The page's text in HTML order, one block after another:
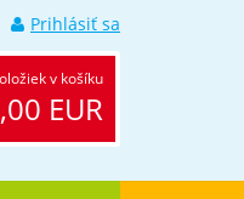
Prihlásiť sa
v košíku
EUR